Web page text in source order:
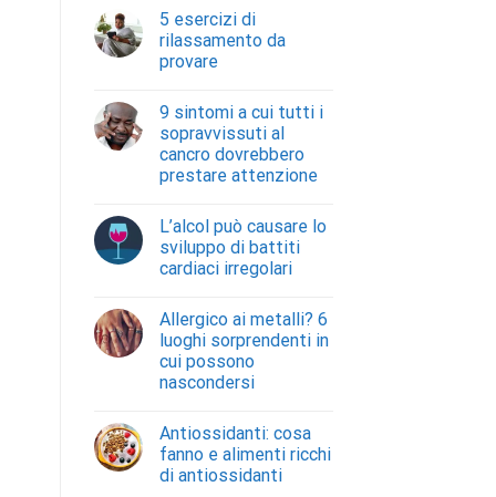
5 esercizi di
rilassamento da
provare
9 sintomi a cui tutti i
sopravvissuti al
cancro dovrebbero
prestare attenzione
L’alcol può causare lo
sviluppo di battiti
cardiaci irregolari
Allergico ai metalli? 6
luoghi sorprendenti in
cui possono
nascondersi
Antiossidanti: cosa
fanno e alimenti ricchi
di antiossidanti